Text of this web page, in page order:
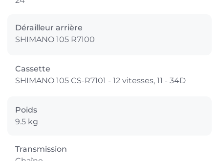
Dérailleur arrière
SHIMANO 105 R7100
Cassette
SHIMANO 105 CS-R7101 - 12 vitesses, 11 - 34D
Poids
9.5 kg
Transmission